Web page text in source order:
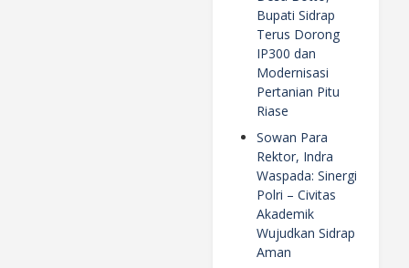
Bupati Sidrap
Terus Dorong
IP300 dan
Modernisasi
Pertanian Pitu
Riase
Sowan Para
Rektor, Indra
Waspada: Sinergi
Polri – Civitas
Akademik
Wujudkan Sidrap
Aman